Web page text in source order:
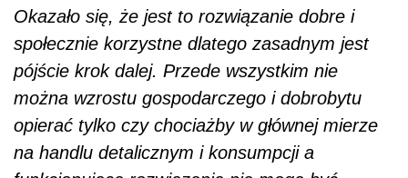
Okazało się, że jest to rozwiązanie dobre i
społecznie korzystne dlatego zasadnym jest
pójście krok dalej. Przede wszystkim nie
można wzrostu gospodarczego i dobrobytu
opierać tylko czy chociażby w głównej mierze
na handlu detalicznym i konsumpcji a